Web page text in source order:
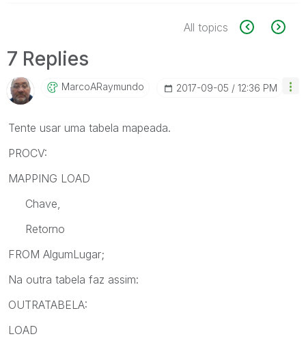
All topics
7 Replies
MarcoARaymundo ‎2017-09-05 12:36 PM
Tente usar uma tabela mapeada.
PROCV:
MAPPING LOAD
Chave,
Retorno
FROM AlgumLugar;
Na outra tabela faz assim:
OUTRATABELA:
LOAD